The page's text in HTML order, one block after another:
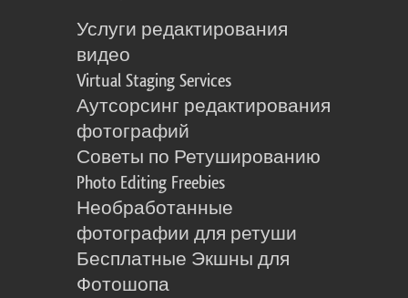
Услуги редактирования
видео
Virtual Staging Services
Аутсорсинг редактирования
фотографий
Советы по Ретушированию
Photo Editing Freebies
Необработанные
фотографии для ретуши
Бесплатные Экшны для
Фотошопа